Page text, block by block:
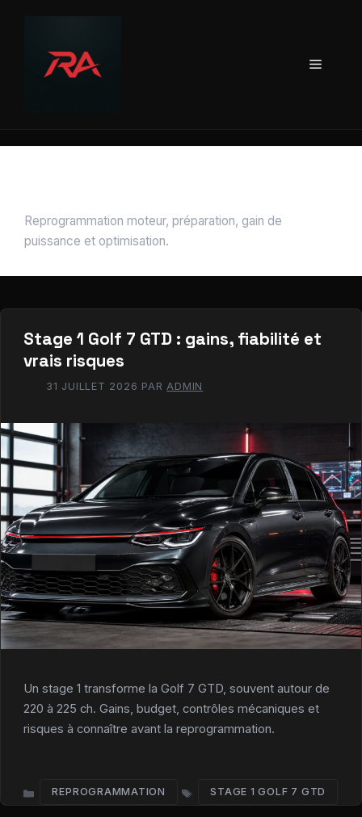
contenu
Menu
Reprogrammation moteur, préparation, gain de
puissance et optimisation.
Stage 1 Golf 7 GTD : gains, fiabilité et
vrais risques
31 JUILLET 2026 PARADMIN
Un stage 1 transforme la Golf 7 GTD, souvent autour de
220 à 225 ch. Gains, budget, contrôles mécaniques et
risques à connaître avant la reprogrammation.
CATÉGORIES
REPROGRAMMATION
ÉTIQUETTES
STAGE 1 GOLF 7 GTD